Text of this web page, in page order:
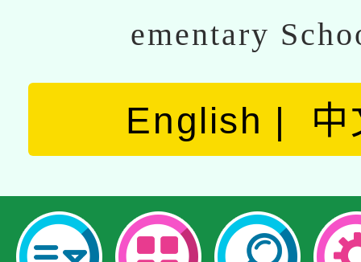
ementary
English 中